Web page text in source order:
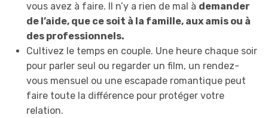
vous avez à faire. Il n’y a rien de mal à demander
de l’aide, que ce soit à la famille, aux amis ou à
des professionnels.
Cultivez le temps en couple. Une heure chaque soir
pour parler seul ou regarder un film, un rendez-
vous mensuel ou une escapade romantique peut
faire toute la différence pour protéger votre
relation.